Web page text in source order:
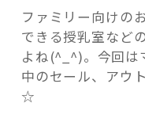
ファミリー向けの
できる授乳室など
よね(^_^)。今回は
中のセール、アウ
☆